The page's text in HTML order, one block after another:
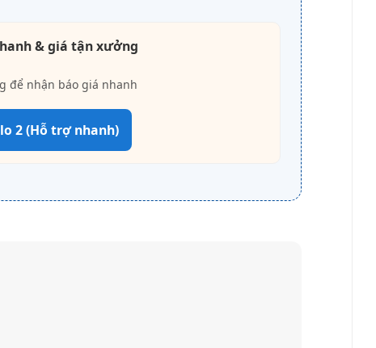
& giá tận xưởng
để nhận báo giá nhanh
2 (Hỗ trợ nhanh)